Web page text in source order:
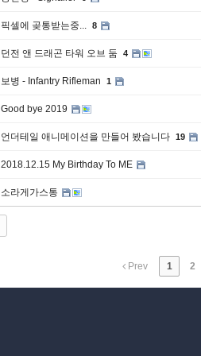
픽셀에 곶통받는중... 8
던전 앤 드래곤 타워 오브 둠 4
보병 - Infantry Rifleman 1
Good bye 2019
언더테일 애니메이션을 만들어 봤습니다 19
2018.12.15 My Birthday To ME
소라게가스통
Prev 1 2